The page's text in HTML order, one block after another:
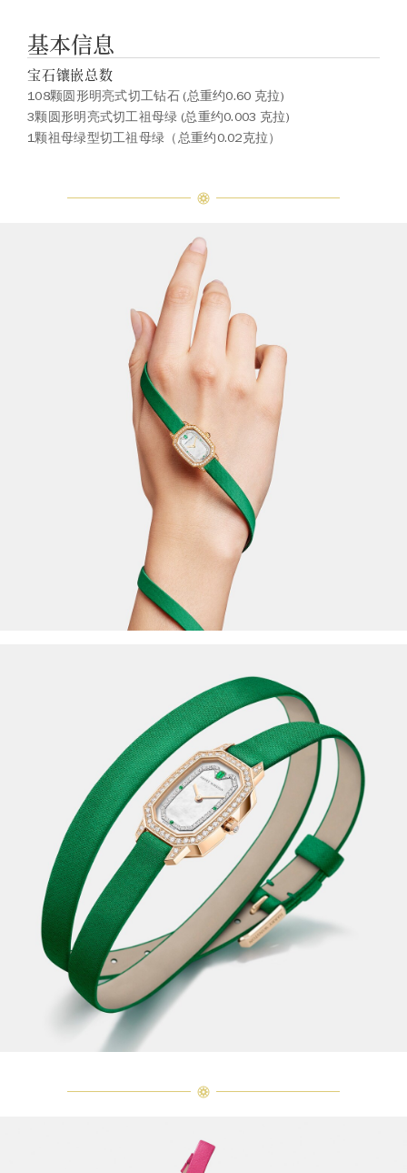
基本信息
宝石镶嵌总数
108颗圆形明亮式切工钻石 (总重约0.60 克拉)
3颗圆形明亮式切工祖母绿 (总重约0.003 克拉)
1颗祖母绿型切工祖母绿（总重约0.02克拉）